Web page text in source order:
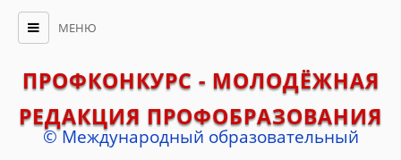
МЕНЮ
ПРОФКОНКУРС - МОЛОДЁЖНАЯ
РЕДАКЦИЯ ПРОФОБРАЗОВАНИЯ
© Международный образовательный